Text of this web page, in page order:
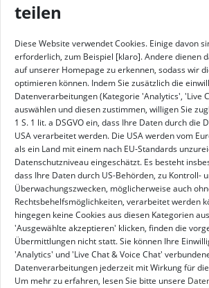
Mit uns
Finden Sie die perfekte Hütte
teilen
Diese Website verwendet Cookies. Einige davon
erforderlich, zum Beispiel [klaro]. Andere dienen
auf unserer Homepage zu erkennen, sodass wir
optimieren können. Indem Sie zusätzlich die
Datenverarbeitungen (Kategorie 'Analytics', 'Live
auswählen und diesen zustimmen, willigen Sie
1 S. 1 lit. a DSGVO ein, dass Ihre Daten durch die
USA verarbeitet werden. Die USA werden vom
als ein Land mit einem nach EU-Standards
Datenschutzniveau eingeschätzt. Es besteht
dass Ihre Daten durch US-Behörden, zu Kontroll-
Überwachungszwecken, möglicherweise auch
Rechtsbehelfsmöglichkeiten, verarbeitet werden
hingegen keine Cookies aus diesen Kategorien
'Ausgewählte akzeptieren' klicken, finden die
Übermittlungen nicht statt. Sie können Ihre
'Analytics' und 'Live Chat & Voice Chat'
Datenverarbeitungen jederzeit mit Wirkung für
Um mehr zu erfahren, lesen Sie bitte unsere